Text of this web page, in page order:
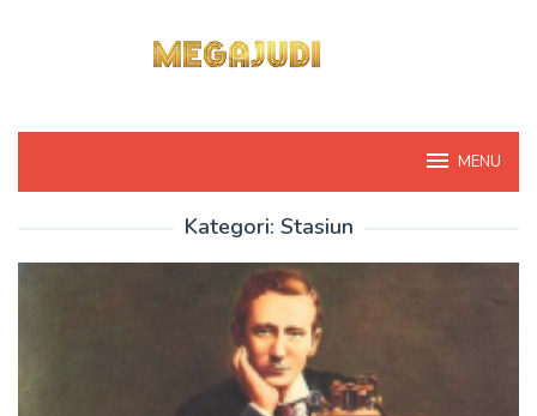
MENU
Kategori: Stasiun